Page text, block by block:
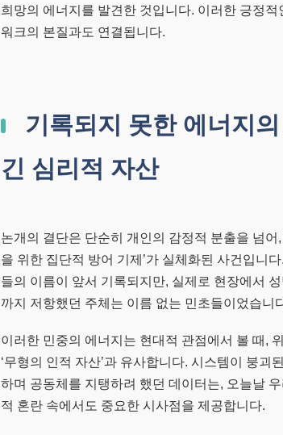
희망의 에너지를 발견한 것입니다. 이러한 긍정
워크의 본질과도 연결됩니다.
기록되지 못한 에너지
긴 심리적 자산
논개의 결단은 단순히 개인의 감정적 분출을 넘
을 위한 집단적 방어 기제’가 실체화된 사건입니
들의 이름이 앞서 기록되지만, 실제로 현장에서
까지 저항했던 주체는 이름 없는 민초들이었습니
이러한 민중의 에너지는 현대적 관점에서 볼 때,
‘무형의 인적 자산’과 유사합니다. 시스템이 붕
하며 공동체를 지탱하려 했던 데이터는, 오늘날
적 혼란 속에서도 중요한 시사점을 제공합니다.